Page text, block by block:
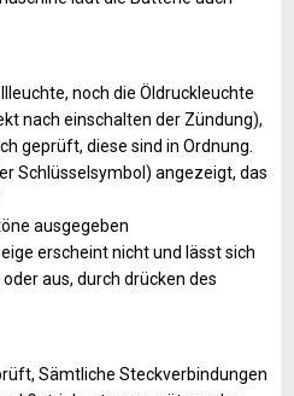
noch die Öldruckleuchte
nach einschalten der Zündung),
geprüft, diese sind in Ordnung.
Schlüsselsymbol) angezeigt, das
ausgegeben
erscheint nicht und lässt sich
aus, durch drücken des
Sämtliche Steckverbindungen